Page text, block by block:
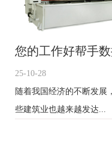
您的工作好帮手
25-10-28
随着我国经济的不断发展
些建筑业也越来越发达...